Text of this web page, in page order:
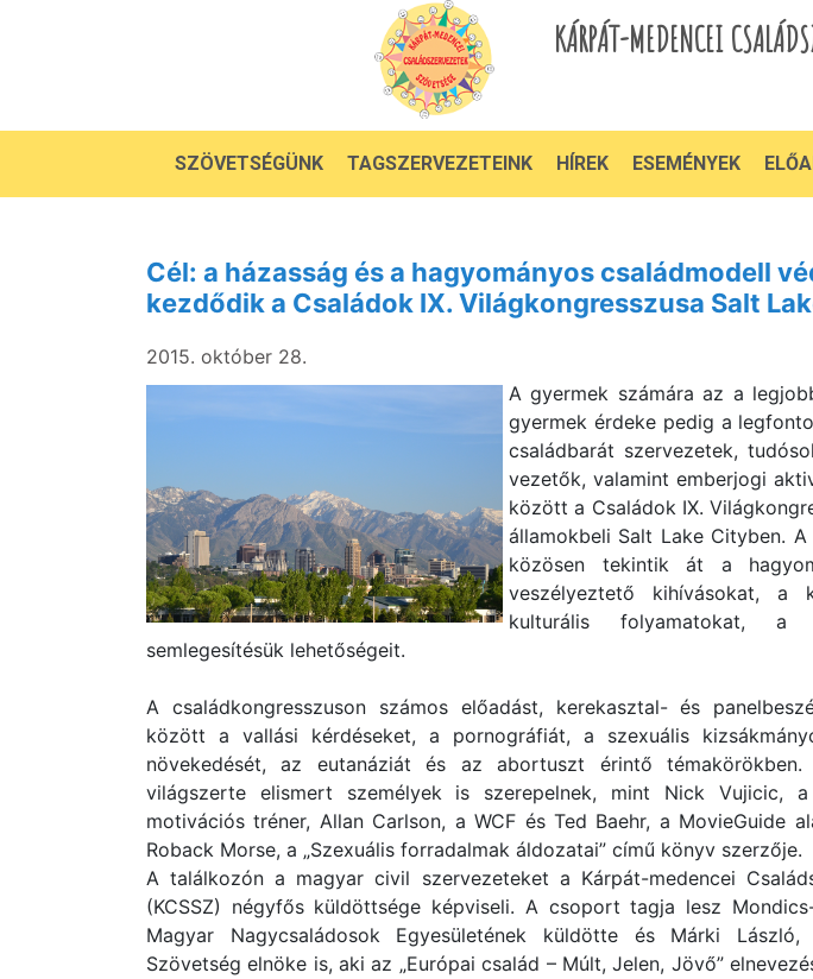
KÁRPÁT-MEDENCEI
SZÖVETSÉGÜNK TAGSZERVEZETEINK HÍREK ESEMÉNYEK
Cél: a házasság és a hagyományos családmodell
kezdődik a Családok IX. Világkongresszusa Salt
2015. október 28.
A gyermek számára az a
gyermek érdeke pedig a
családbarát szervezetek,
vezetők, valamint emberjogi
között a Családok IX.
államokbeli Salt Lake Cityben.
közösen tekintik át a
veszélyeztető kihívásokat, a
kulturális folyamatokat, a
semlegesítésük lehetőségeit.
A családkongresszuson számos előadást, kerekasztal- és
között a vallási kérdéseket, a pornográfiát, a szexuális
növekedését, az eutanáziát és az abortuszt érintő
világszerte elismert személyek is szerepelnek, mint Nick Vujicic,
motivációs tréner, Allan Carlson, a WCF és Ted Baehr, a MovieGuide
Roback Morse, a „Szexuális forradalmak áldozatai” című könyv szerzője.
A találkozón a magyar civil szervezeteket a Kárpát-medencei
(KCSSZ) négyfős küldöttsége képviseli. A csoport tagja lesz
Magyar Nagycsaládosok Egyesületének küldötte és Márki
Szövetség elnöke is, aki az „Európai család – Múlt, Jelen, Jövő”